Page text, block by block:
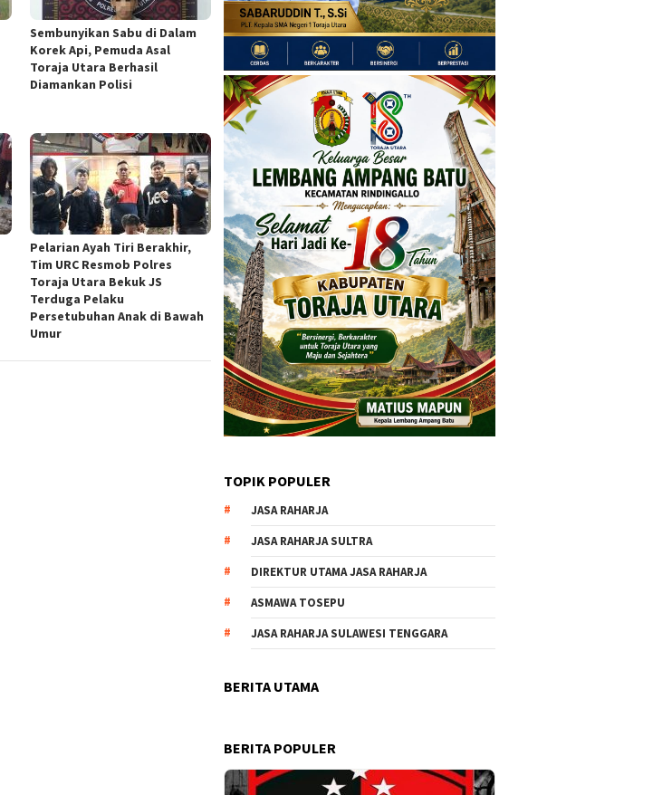
Sembunyikan Sabu di Dalam
Korek Api, Pemuda Asal
Toraja Utara Berhasil
Diamankan Polisi
Pelarian Ayah Tiri Berakhir,
Tim URC Resmob Polres
Toraja Utara Bekuk JS
Terduga Pelaku
Persetubuhan Anak di Bawah
Umur
TOPIK POPULER
JASA RAHARJA
JASA RAHARJA SULTRA
DIREKTUR UTAMA JASA RAHARJA
ASMAWA TOSEPU
JASA RAHARJA SULAWESI TENGGARA
BERITA UTAMA
BERITA POPULER